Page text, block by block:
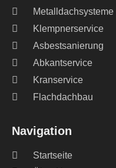
Navigation
Startseite
Metalldachsysteme
Klempnerservice
Asbestsanierung
Abkantservice
Kranservice
Flachdachbau